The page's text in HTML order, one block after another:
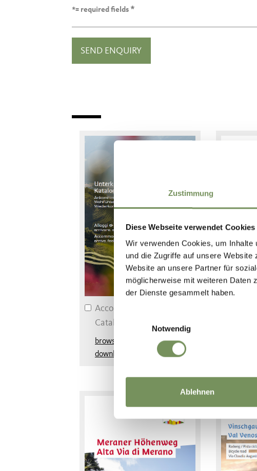
Zustimmung
Diese Webseite verwendet Cookies
Wir verwenden Cookies, um Inhalte
und die Zugriffe auf unsere
Website an unsere Partner für
möglicherweise mit weiteren Daten
der Dienste gesammelt haben.
Notwendig
Ablehnen
*= required fields
Accommodation &
Catalogue 2026
browse online
download